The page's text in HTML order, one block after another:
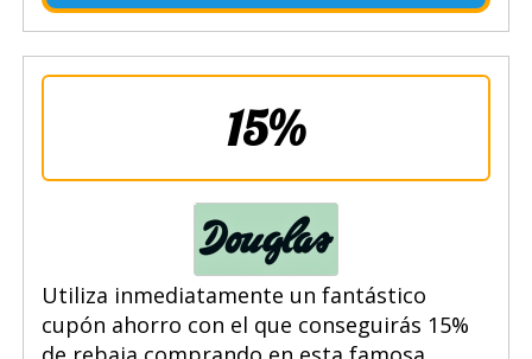
15%
Utiliza inmediatamente un fantástico
cupón ahorro con el que conseguirás 15%